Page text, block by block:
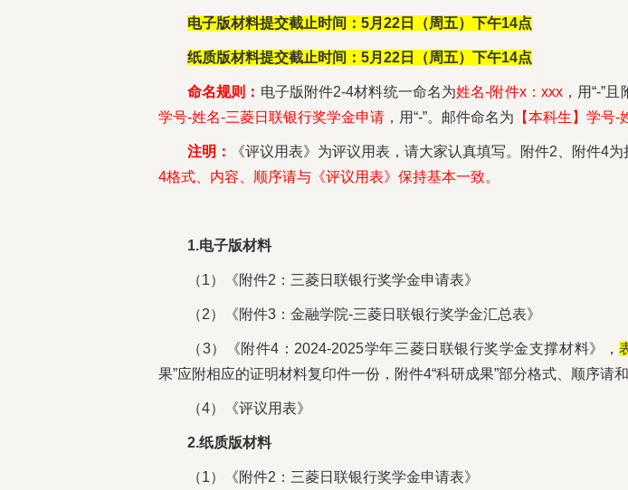
电子版材料提交截止时间：5月22日（周五）下午14点
纸质版材料提交截止时间：5月22日（周五）下午14点
命名规则： 电子版附件2-4材料统一命名为姓名-附件x：xxx，用“-”
学号-姓名-三菱日联银行奖学金申请 ，用“-”。 邮件命名为 【本科生】学号-
注明： 《评议用表》为评议用表，请大家认真填写。附件2、附件4
4格式、内容、顺序请与《评议用表》保持基本一致。
1.电子版材料
（1）《附件2：三菱日联银行奖学金申请表》
（2）《附件3：金融学院-三菱日联银行奖学金汇总表》
（3）《附件4：2024-2025学年三菱日联银行奖学金支撑材料》，
果”应附相应的证明材料复印件一份，附件4“科研成果”部分格式、顺序请
（4）《评议用表》
2.纸质版材料
（1）《附件2：三菱日联银行奖学金申请表》